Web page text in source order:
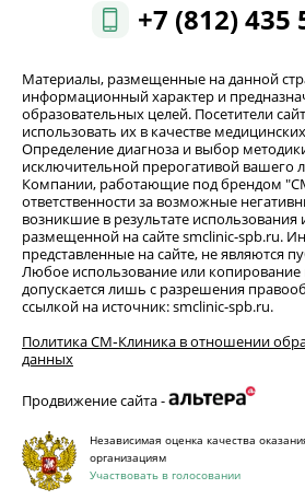
+7 (812) 435
Материалы, размещенные на данной
информационный характер и
образовательных целей. Посетители
использовать их в качестве
Определение диагноза и выбор
исключительной прерогативой вашего
Компании, работающие под брендом
ответственности за возможные
возникшие в результате
размещенной на сайте smclinic-spb.ru.
представленные на сайте, не являются
Любое использование или копирование
допускается лишь с разрешения
ссылкой на источник: smclinic-spb.ru.
Политика СМ‑Клиника в отношении
данных
Продвижение сайта -
Независимая оценка качества
организациям
Участвовать в голосовании